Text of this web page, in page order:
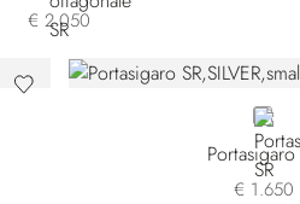
€ 2.050
SILVER
Portasigaro
€ 1.650